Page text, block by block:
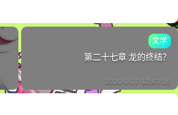
文学
第二十七章 龙的终结？
2020-1-17 12:43:10